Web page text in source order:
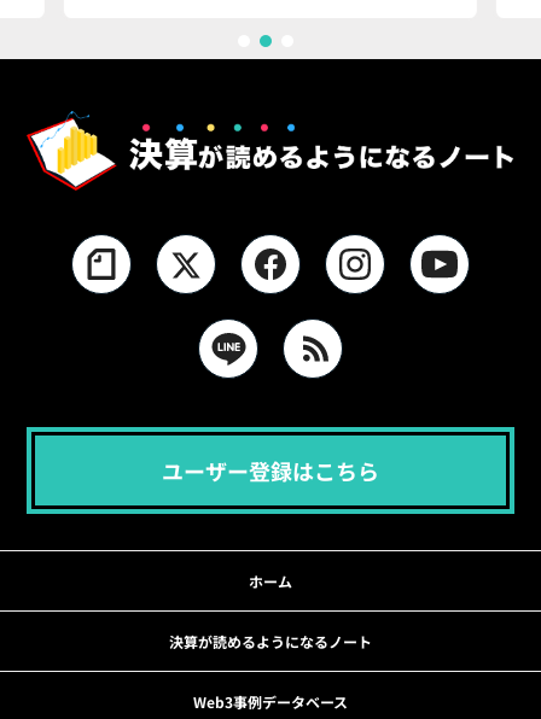
ユーザー登録はこちら
ホーム
決算が読めるようになるノート
Web3事例データベース